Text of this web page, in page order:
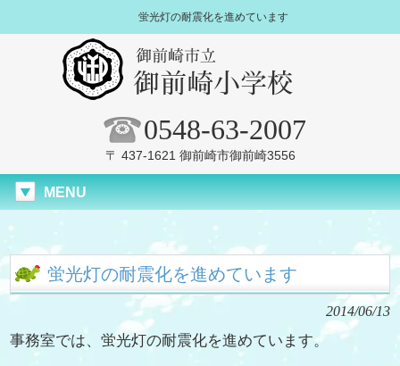
蛍光灯の耐震化を進めています
0548-63-2007
〒 437-1621 御前崎市御前崎3556
MENU
蛍光灯の耐震化を進めています
2014/06/13
事務室では、蛍光灯の耐震化を進めています。